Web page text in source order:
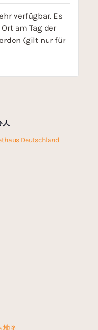
地图
人
Deutschland
verfügbar. Es
am Tag der
(gilt nur für